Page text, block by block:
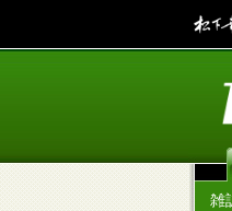
雑